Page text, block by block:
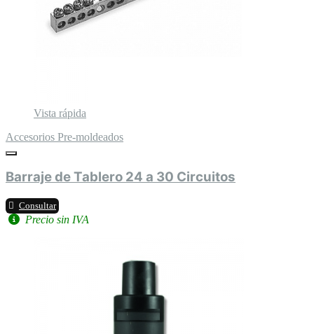
Vista rápida
Accesorios Pre-moldeados
Barraje de Tablero 24 a 30 Circuitos
Consultar
Precio sin IVA